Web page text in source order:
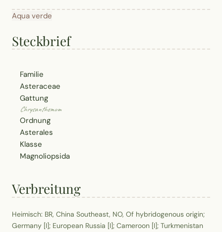
Aqua verde
Steckbrief
Familie
Asteraceae
Gattung
Chrysanthemum
Ordnung
Asterales
Klasse
Magnoliopsida
Verbreitung
Heimisch: BR, China Southeast, NO, Of hybridogenous origin;
Germany [I]; European Russia [I]; Cameroon [I]; Turkmenistan